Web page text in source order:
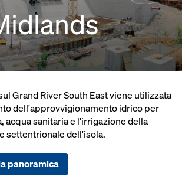
Grand River South East viene utilizzata
dell'approvvigionamento idrico per
acqua sanitaria e l'irrigazione della
settentrionale dell'isola.
panoramica